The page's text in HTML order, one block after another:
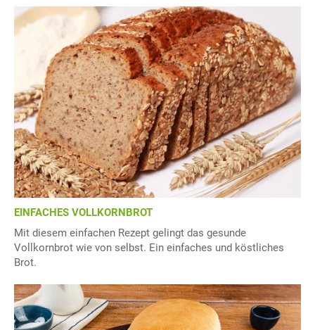
EINFACHES VOLLKORNBROT
Mit diesem einfachen Rezept gelingt das gesunde
Vollkornbrot wie von selbst. Ein einfaches und köstliches
Brot.